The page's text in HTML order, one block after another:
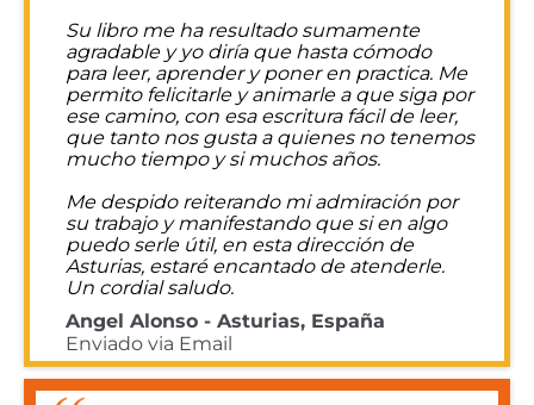
Su libro me ha resultado sumamente
agradable y yo diría que hasta cómodo
para leer, aprender y poner en practica. Me
permito felicitarle y animarle a que siga por
ese camino, con esa escritura fácil de leer,
que tanto nos gusta a quienes no tenemos
mucho tiempo y si muchos años.
Me despido reiterando mi admiración por
su trabajo y manifestando que si en algo
puedo serle útil, en esta dirección de
Asturias, estaré encantado de atenderle.
Un cordial saludo.
Angel Alonso - Asturias, España
Enviado via Email